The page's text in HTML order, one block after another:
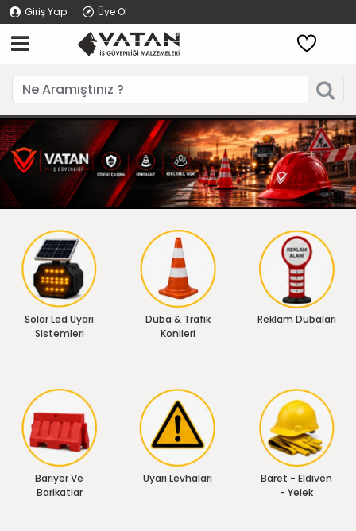
Giriş Yap Üye Ol
Solar Led Uyarı
Sistemleri
Duba & Trafik
Konileri
Reklam Dubaları
Bariyer Ve
Barikatlar
Uyarı Levhaları
Baret - Eldiven
- Yelek